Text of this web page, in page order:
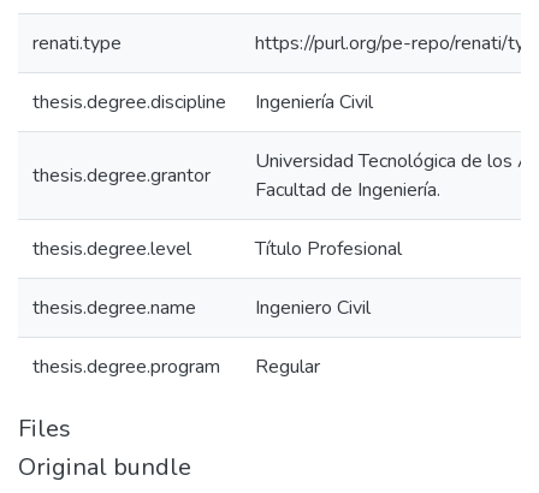
renati.type https://purl.org/pe-repo/renati/
thesis.degree.discipline Ingeniería Civil
thesis.degree.grantor
Universidad Tecnológica de los
Facultad de Ingeniería.
thesis.degree.level Título Profesional
thesis.degree.name Ingeniero Civil
thesis.degree.program Regular
Files
Original bundle